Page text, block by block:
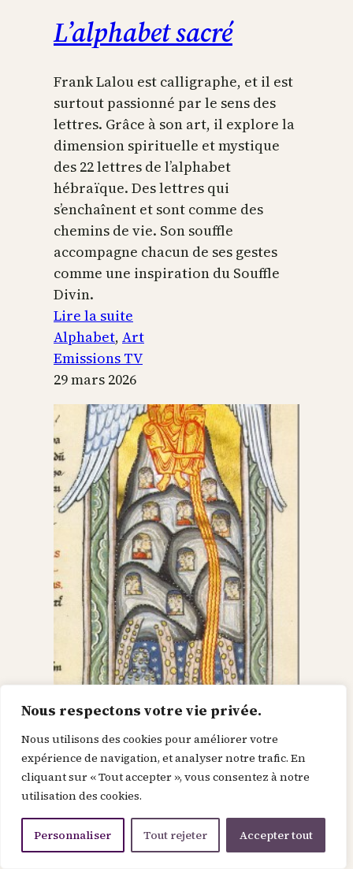
Nous respectons votre vie privée.
Nous utilisons des cookies pour améliorer votre
expérience de navigation, et analyser notre trafic. En
cliquant sur « Tout accepter », vous consentez à notre
utilisation des cookies.
Personnaliser Tout rejeter Accepter tout
L’alphabet sacré
Frank Lalou est calligraphe, et il est
surtout passionné par le sens des
lettres. Grâce à son art, il explore la
dimension spirituelle et mystique
des 22 lettres de l’alphabet
hébraïque. Des lettres qui
s’enchaînent et sont comme des
chemins de vie. Son souffle
accompagne chacun de ses gestes
comme une inspiration du Souffle
Divin.
Lire la suite
L’alphabet
sacré
Alphabet, Art
Emissions TV
29 mars 2026
Dieu dans le Christ,
recherche l’homme et
le renouvelle